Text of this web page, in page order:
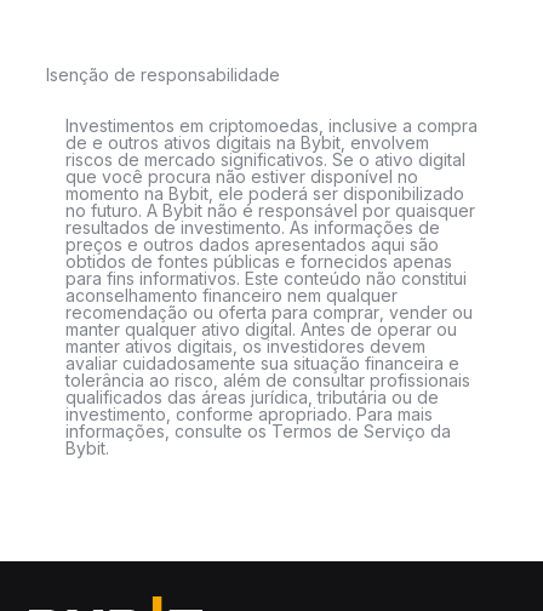
Isenção de responsabilidade
Investimentos em criptomoedas, inclusive a compra
de e outros ativos digitais na Bybit, envolvem
riscos de mercado significativos. Se o ativo digital
que você procura não estiver disponível no
momento na Bybit, ele poderá ser disponibilizado
no futuro. A Bybit não é responsável por quaisquer
resultados de investimento. As informações de
preços e outros dados apresentados aqui são
obtidos de fontes públicas e fornecidos apenas
para fins informativos. Este conteúdo não constitui
aconselhamento financeiro nem qualquer
recomendação ou oferta para comprar, vender ou
manter qualquer ativo digital. Antes de operar ou
manter ativos digitais, os investidores devem
avaliar cuidadosamente sua situação financeira e
tolerância ao risco, além de consultar profissionais
qualificados das áreas jurídica, tributária ou de
investimento, conforme apropriado. Para mais
informações, consulte os Termos de Serviço da
Bybit.